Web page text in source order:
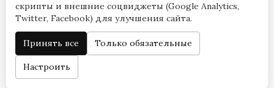
©2020 by Yana Toom Настройки cookie
скрипты и внешние соцвиджеты (Google Analytics,
Twitter, Facebook) для улучшения сайта.
Принять все Только обязательные
Настроить